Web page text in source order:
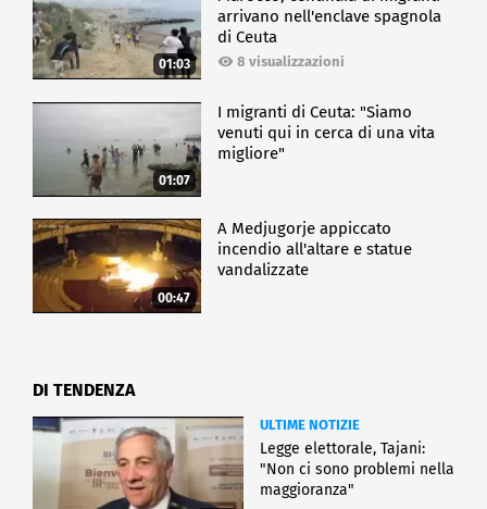
01:03
arrivano nell'enclave spagnola
di Ceuta
8 visualizzazioni
01:07
I migranti di Ceuta: "Siamo
venuti qui in cerca di una vita
migliore"
00:47
A Medjugorje appiccato
incendio all'altare e statue
vandalizzate
DI TENDENZA
ULTIME NOTIZIE
Legge elettorale, Tajani:
"Non ci sono problemi nella
maggioranza"